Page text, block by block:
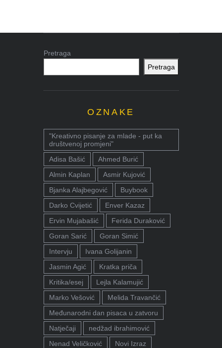
Pretraga
Pretraga
OZNAKE
"Kreativno pisanje za mlade - put ka
društvenoj promjeni"
Adisa Bašić
Ahmed Burić
Almin Kaplan
Asmir Kujović
Bjanka Alajbegović
Buybook
Darko Cvijetić
Enver Kazaz
Ervin Mujabašić
Ferida Duraković
Goran Sarić
Goran Simić
Intervju
Ivana Golijanin
Jasmin Agić
Kratka priča
Kritika/esej
Lejla Kalamujić
Marko Vešović
Melida Travančić
Međunarodni dan pisaca u zatvoru
Natječaji
nedžad ibrahimović
Nenad Veličković
Novi Izraz